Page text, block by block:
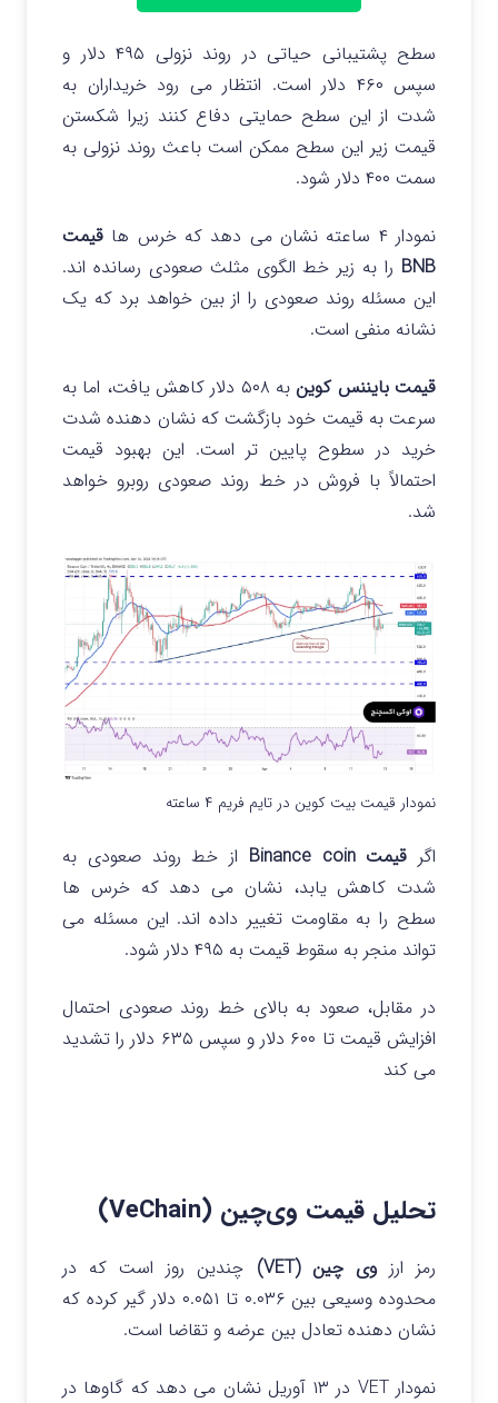
سطح پشتیبانی حیاتی در روند نزولی ۴۹۵ دلار و
سپس ۴۶۰ دلار است. انتظار می رود خریداران به
شدت از این سطح حمایتی دفاع کنند زیرا شکستن
قیمت زیر این سطح ممکن است باعث روند نزولی به
سمت ۴۰۰ دلار شود.
نمودار ۴ ساعته نشان می دهد که خرس ها
قیمت
BNB را به زیر خط الگوی مثلث صعودی رسانده اند.
این مسئله روند صعودی را از بین خواهد برد که یک
نشانه منفی است.
قیمت بایننس کوین
به ۵۰۸ دلار کاهش یافت، اما به
سرعت به قیمت خود بازگشت که نشان دهنده شدت
خرید در سطوح پایین تر است. این بهبود قیمت
احتمالاً با فروش در خط روند صعودی روبرو خواهد
شد.
نمودار قیمت بیت کوین در تایم فریم ۴ ساعته
اگر قیمت Binance coin
از خط روند صعودی به
شدت کاهش یابد، نشان می دهد که خرس ها
سطح را به مقاومت تغییر داده اند. این مسئله می
تواند منجر به سقوط قیمت به ۴۹۵ دلار شود.
در مقابل، صعود به بالای خط روند صعودی احتمال
افزایش قیمت تا ۶۰۰ دلار و سپس ۶۳۵ دلار را تشدید
می کند
تحلیل قیمت وی‌چین (VeChain)
رمز ارزوی چین (VET)
چندین روز است که در
محدوده وسیعی بین ۰.۰۳۶ تا ۰.۰۵۱ دلار گیر کرده که
نشان دهنده تعادل بین عرضه و تقاضا است.
نمودار VET در ۱۳ آوریل نشان می دهد که گاوها در